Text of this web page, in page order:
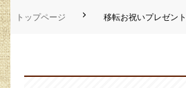
トップページ 移転お祝いプレゼント